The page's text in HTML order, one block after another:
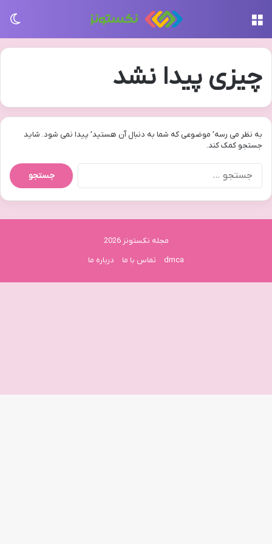
چیزی پیدا نشد
به نظر می رسه’ موضوعی که شما به دنبال آن هستید’ پیدا نمی شود. شاید
جستجو کمک کند.
جستجو
برای:
مجله نکستونز 2026
dmca
تماس با ما درباره ما